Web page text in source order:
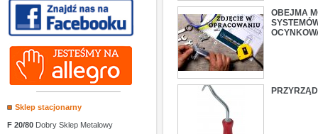
Sklep stacjonarny
F 20/80 Dobry Sklep Metalowy
OBEJMA